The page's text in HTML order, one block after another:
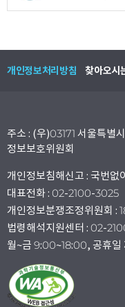
개인정보처리방침 찾아오시
주소 : (우)03171 서울특별
정보보호위원회
개인정보침해신고 : 국번없
대표전화 : 02-2100-3025
개인정보분쟁조정위원회 :
법령해석지원센터 : 02-
월~금 9:00~18:00, 공휴일